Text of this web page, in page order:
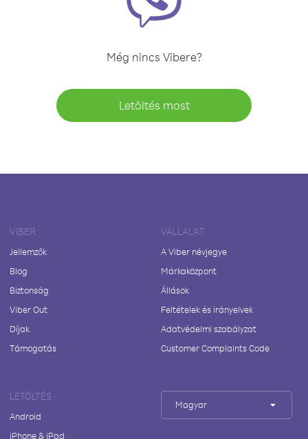
Még nincs Vibere?
Letöltés most
VIBER
Jellemzők
Blog
Biztonság
Viber Out
Díjak
Támogatás
VÁLLALAT
A Viber névjegye
Márkaközpont
Állások
Feltételek és irányelvek
Adatvédelmi szabályzat
Customer Complaints Code
LETÖLTÉS
Android
iPhone & iPad
Magyar